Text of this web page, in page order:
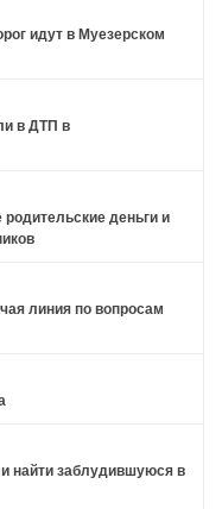
идут в Муезерском
в ДТП в
деньги и
линия по вопросам
найти заблудившуюся в